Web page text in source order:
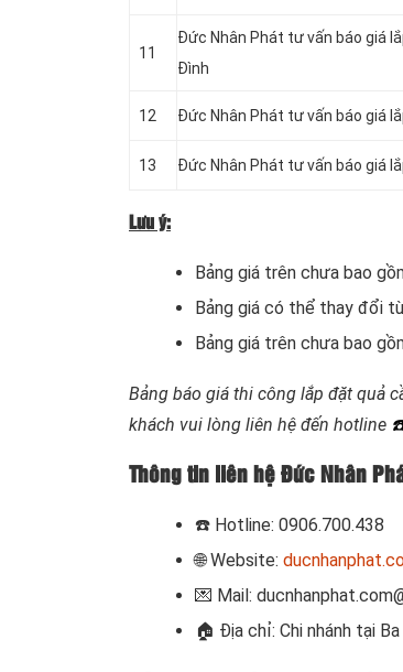
11
Đức Nhân Phát tư vấn báo giá
Đình
12 Đức Nhân Phát tư vấn báo giá
13 Đức Nhân Phát tư vấn báo giá
Lưu ý:
Bảng giá trên chưa bao
Bảng giá có thể thay đổi
Bảng giá trên chưa bao
Bảng báo giá thi công lắp đặt quả
khách vui lòng liên hệ đến hotline
Thông tin liên hệ Đức Nhân
☎️ Hotline: 0906.700.438
🌐 Website:
💌 Mail:
🏠 Địa chỉ: Chi nhánh tại